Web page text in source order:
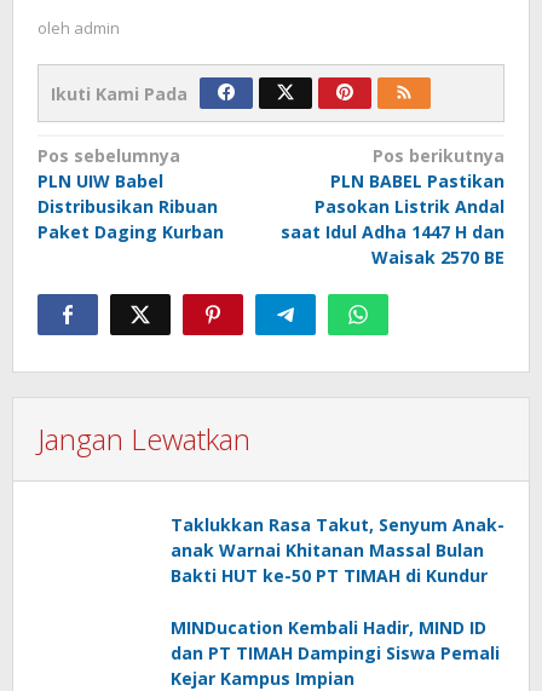
oleh admin
Ikuti Kami Pada
Navigasi
pos
Pos sebelumnya
PLN UIW Babel
Distribusikan Ribuan
Paket Daging Kurban
Pos berikutnya
PLN BABEL Pastikan
Pasokan Listrik Andal
saat Idul Adha 1447 H dan
Waisak 2570 BE
Jangan Lewatkan
Taklukkan Rasa Takut, Senyum Anak-
anak Warnai Khitanan Massal Bulan
Bakti HUT ke-50 PT TIMAH di Kundur
MINDucation Kembali Hadir, MIND ID
dan PT TIMAH Dampingi Siswa Pemali
Kejar Kampus Impian